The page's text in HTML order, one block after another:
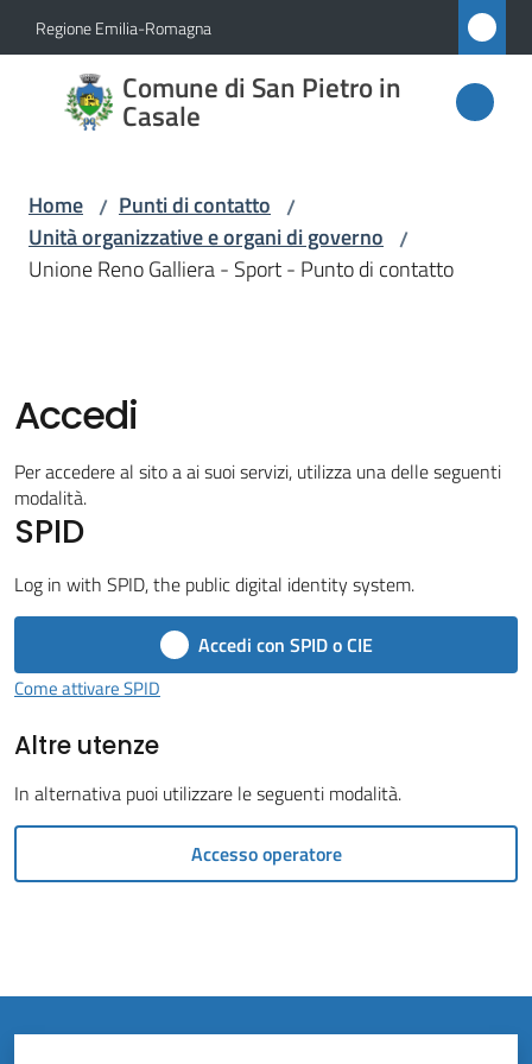
Vai al contenuto
Vai alla navigazione
Vai al footer
Regione Emilia-Romagna
Comune di San Pietro in
Casale
Comune
di San
Casale
Novità
Servizi
Vivere
Comune
Amministrazione
Trasparente
gli
Home / Punti di contatto /
Unità organizzative e organi di governo /
Unione Reno Galliera - Sport - Punto di contatto
Accedi
Per accedere al sito a ai suoi servizi, utilizza una delle seguenti
modalità.
SPID
Log in with SPID, the public digital identity system.
Accedi con SPID o CIE
Come attivare SPID
Altre utenze
In alternativa puoi utilizzare le seguenti modalità.
Accesso operatore